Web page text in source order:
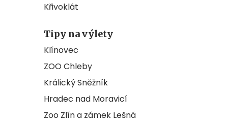
Křivoklát
Tipy na výlety
Klínovec
ZOO Chleby
Králický Sněžník
Hradec nad Moravicí
Zoo Zlín a zámek Lešná